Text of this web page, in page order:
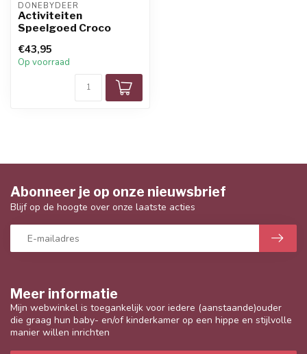
DONEBYDEER
Activiteiten
Speelgoed Croco
€43,95
Op voorraad
Meer informatie
Mijn webwinkel is toegankelijk voor iedere (aanstaande)ouder
die graag hun baby- en/of kinderkamer op een hippe en stijlvolle
manier willen inrichten
Abonneer je op onze nieuwsbrief
Blijf op de hoogte over onze laatste acties